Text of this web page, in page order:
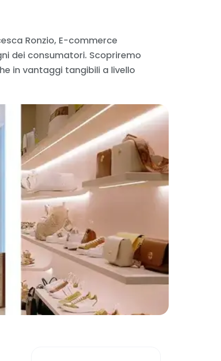
Ronzio, E-commerce
dei consumatori. Scopriremo
in vantaggi tangibili a livello